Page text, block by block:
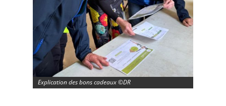
Explication des bons cadeaux ©DR